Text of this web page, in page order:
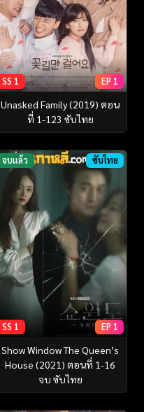
SS 1 EP 1
Unasked Family (2019) ตอน
ที่ 1-123 ซับไทย
จบแล้ว ซับไทย
SS 1 EP 1
Show Window The Queen’s
House (2021) ตอนที่ 1-16
จบ ซับไทย